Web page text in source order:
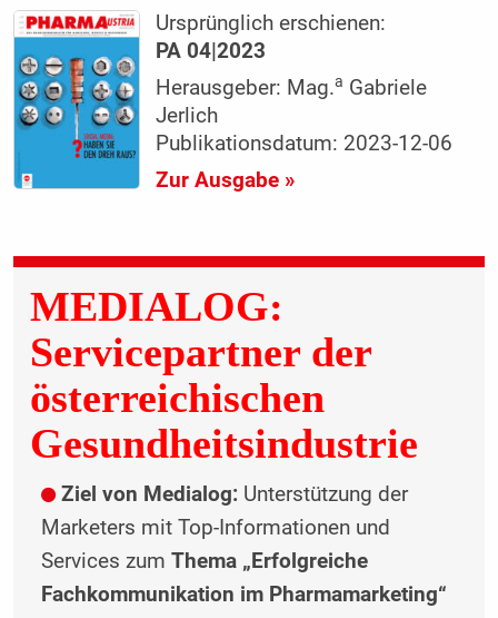
Ursprünglich erschienen:
PA 04|2023
Herausgeber: Mag.a Gabriele
Jerlich
Publikationsdatum: 2023-12-06
Zur Ausgabe »
MEDIALOG:
Servicepartner der
österreichischen
Gesundheitsindustrie
Ziel von Medialog:Unterstützung der
Marketers mit Top-Informationen und
Services zum Thema „Erfolgreiche
Fachkommunikation im Pharma­marketing“